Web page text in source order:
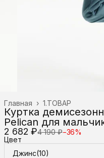
1.ТОВАР
Главная ›
Куртка
Pelican для
2 682 ₽4 190 ₽−36%
Цвет
Джинс(10)